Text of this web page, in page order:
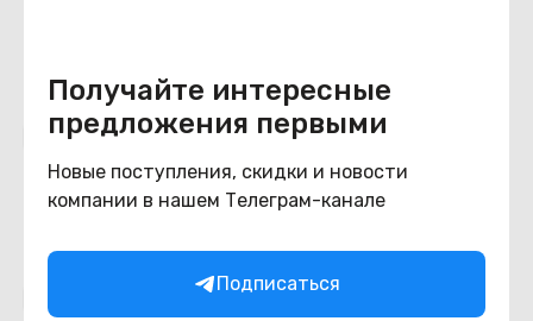
Получайте интересные
предложения первыми
Новые поступления, скидки и новости
компании в нашем Телеграм-канале
Подписаться
Похожие товары
Подборки товаров в категории